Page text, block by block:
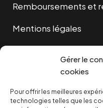
Gérer le
cookies
Pour offrir les meilleures
technologies telles que les
Remboursements et
Mentions légales